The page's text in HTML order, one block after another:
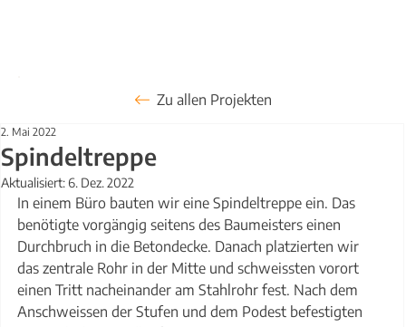
Spindeltreppe
2. Mai 2022
Aktualisiert: 6. Dez. 2022
In einem Büro bauten wir eine Spindeltreppe ein. Das
benötigte vorgängig seitens des Baumeisters einen
Durchbruch in die Betondecke. Danach platzierten wir
das zentrale Rohr in der Mitte und schweissten vorort
einen Tritt nacheinander am Stahlrohr fest. Nach dem
Anschweissen der Stufen und dem Podest befestigten
Zu allen Projekten